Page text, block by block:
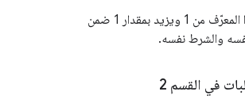
يبدأ هذا المعرّف من 1 ويزيد بمقدار 1 ضمن
نفسه.
القسم 2